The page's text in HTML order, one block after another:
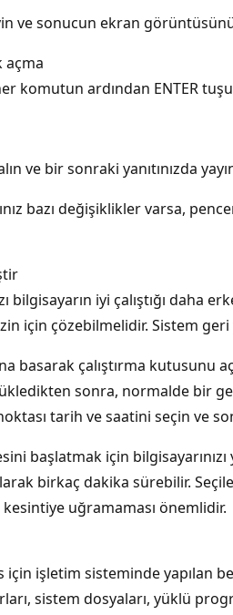
ve sonucun ekran
açma
komutun ardından ENTER
ve bir sonraki yanıtınızda
bazı değişiklikler varsa,
bilgisayarın iyi çalıştığı
için çözebilmelidir. Sistem
basarak çalıştırma kutusunu
sonra, normalde bir
tarih ve saatini seçin ve
başlatmak için
birkaç dakika sürebilir.
uğramaması önemlidir.
için işletim sisteminde yapılan
sistem dosyaları, yüklü